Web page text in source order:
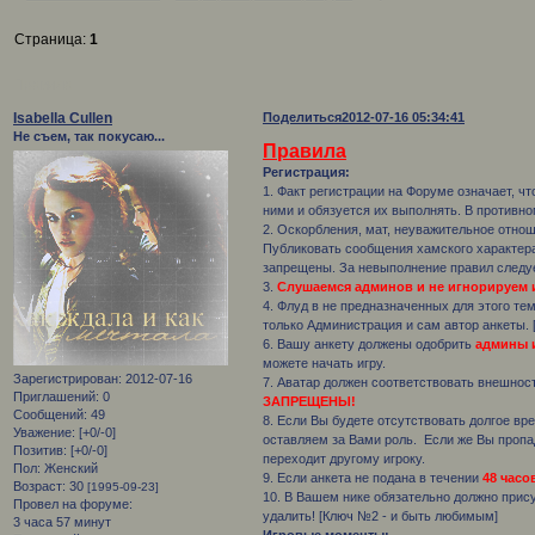
Страница:1
Поделиться2012-07-16 05:34:41
Isabella Cullen
Не съем, так покусаю...
Зарегистрирован: 2012-07-16
Приглашений: 0
Сообщений: 49
Уважение: [+0/-0]
Позитив: [+0/-0]
Пол: Женский
Возраст: 30 [1995-09-23]
Провел на форуме:
3 часа 57 минут
Правила
Регистрация:
1. Факт регистрации на Форуме означает,
ними и обязуется их выполнять. В
2. Оскорбления, мат, неуважительное
Публиковать сообщения хамского
запрещены. За невыполнение правил
3.Слушаемся админов и не игнорируем
4. Флуд в не предназначенных для этого
только Администрация и сам автор
6. Вашу анкету должены одобритьадмины
можете начать игру.
7. Аватар должен соответствовать
ЗАПРЕЩЕНЫ!
8. Если Вы будете отсутствовать долгое
оставляем за Вами роль. Если же Вы
переходит другому игроку.
9. Если анкета не подана в течении48
10. В Вашем нике обязательно должно
удалить! [Ключ №2 - и быть любимым]